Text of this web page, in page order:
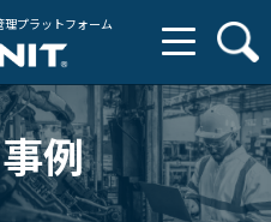
理プラットフォーム
例